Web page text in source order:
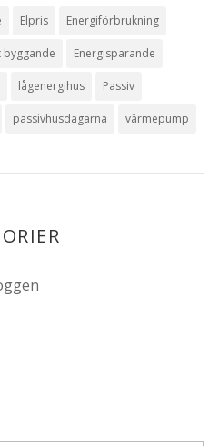
Elpris Energiförbrukning
byggande Energisparande
lågenergihus Passiv
passivhusdagarna värmepump